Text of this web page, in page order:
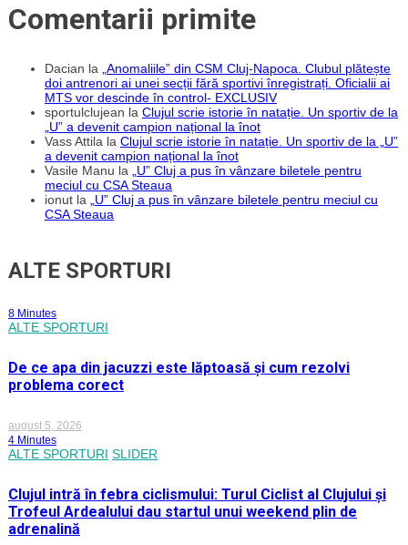
Comentarii primite
Dacian la
„Anomaliile” din CSM Cluj-Napoca. Clubul plătește
doi antrenori ai unei secții fără sportivi înregistrați. Oficialii ai
MTS vor descinde în control- EXCLUSIV
sportulclujean la Clujul scrie istorie în natație. Un sportiv de la
„U” a devenit campion național la înot
Vass Attila la Clujul scrie istorie în natație. Un sportiv de la „U”
a devenit campion național la înot
Vasile Manu la
„U” Cluj a pus în vânzare biletele pentru
meciul cu CSA Steaua
ionut la
„U” Cluj a pus în vânzare biletele pentru meciul cu
CSA Steaua
ALTE SPORTURI
8 Minutes
ALTE SPORTURI
De ce apa din jacuzzi este lăptoasă și cum rezolvi
problema corect
august 5, 2026
4 Minutes
ALTE SPORTURI SLIDER
Clujul intră în febra ciclismului: Turul Ciclist al Clujului și
Trofeul Ardealului dau startul unui weekend plin de
adrenalină